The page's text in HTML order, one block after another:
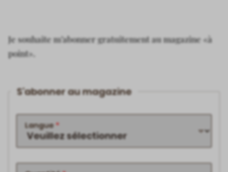
Je souhaite m’abonner gratuitement au magazine «à
point».
S’abonner au magazine
Langue